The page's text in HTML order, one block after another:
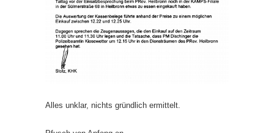
Alles unklar, nichts gründlich ermittelt.